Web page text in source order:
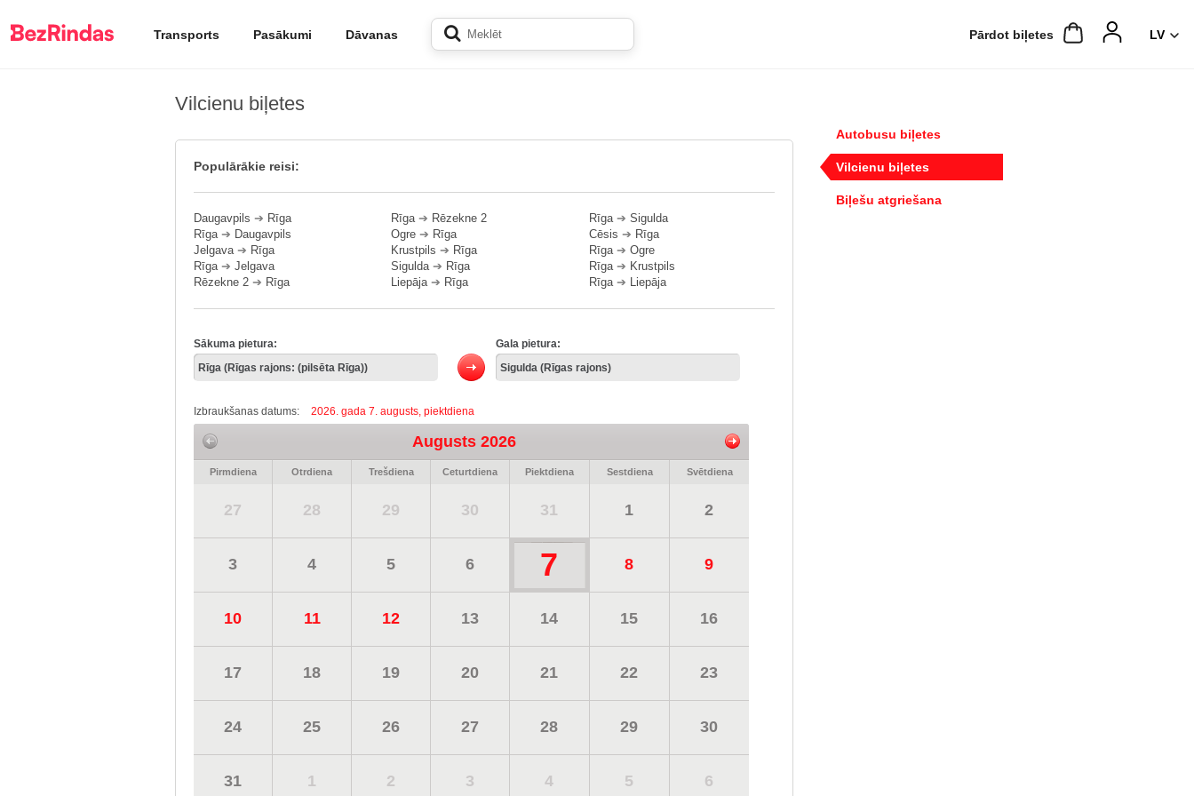
Transports Pasākumi Dāvanas Pārdot biļetes
Vilcienu biļetes
Populārākie reisi:
Daugavpils ➔ Rīga
Rīga➔ Daugavpils
Jelgava➔ Rīga
Rīga➔ Jelgava
Rēzekne 2 ➔ Rīga
Rīga➔ Rēzekne 2
Ogre ➔ Rīga
Krustpils ➔ Rīga
Sigulda➔ Rīga
Liepāja➔ Rīga
Rīga➔ Sigulda
Cēsis ➔ Rīga
Rīga➔ Ogre
Rīga➔ Krustpils
Rīga➔ Liepāja
Sākuma pietura: Gala pietura:
Izbraukšanas datums: 2026. gada 7. augusts, piektdiena
Augusts 2026
Pirmdiena Otrdiena Trešdiena Ceturtdiena Piektdiena Sestdiena Svētdiena
27 28 29 30 31 1 2
3 4 5 6 7 8 9
10 11 12 13 14 15 16
17 18 19 20 21 22 23
24 25 26 27 28 29 30
31 1 2 3 4 5 6
Autobusu biļetes
Vilcienu biļetes
Biļešu atgriešana